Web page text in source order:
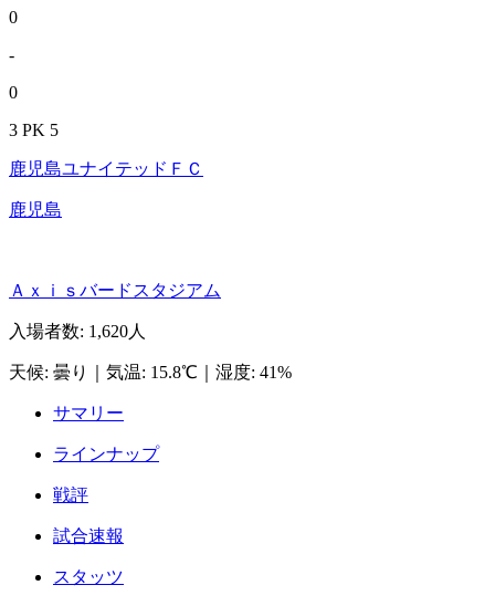
0
-
0
3 PK 5
鹿児島ユナイテッドＦＣ
鹿児島
Ａｘｉｓバードスタジアム
入場者数: 1,620人
天候: 曇り 気温: 15.8℃ 湿度: 41%
サマリー
ラインナップ
戦評
試合速報
スタッツ